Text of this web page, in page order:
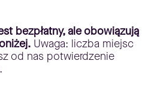
bezpłatny, ale obowiązują
Uwaga: liczba miejsc
od nas potwierdzenie